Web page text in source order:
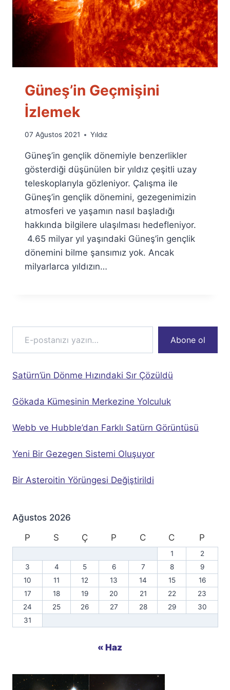
Güneş’in Geçmişini
İzlemek
By
Fuat
Özyar
07 Ağustos 2021 Yıldız
Güneş’in gençlik dönemiyle benzerlikler
gösterdiği düşünülen bir yıldız çeşitli uzay
teleskoplarıyla gözleniyor. Çalışma ile
Güneş’in gençlik dönemini, gezegenimizin
atmosferi ve yaşamın nasıl başladığı
hakkında bilgilere ulaşılması hedefleniyor.
4.65 milyar yıl yaşındaki Güneş’in gençlik
dönemini bilme şansımız yok. Ancak
milyarlarca yıldızın…
E-postanızı yazın…
Abone ol
Satürn’ün Dönme Hızındaki Sır Çözüldü
Gökada Kümesinin Merkezine Yolculuk
Webb ve Hubble’dan Farklı Satürn Görüntüsü
Yeni Bir Gezegen Sistemi Oluşuyor
Bir Asteroitin Yörüngesi Değiştirildi
Ağustos 2026
P
S Ç P C C P
1
2
3
4 5 6 7 8
9
10
11 12 13 14 15
16
17
18 19 20 21 22
23
24
25 26 27 28 29
30
31
« Haz